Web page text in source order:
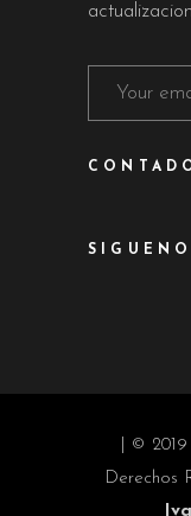
| ©
Derechos